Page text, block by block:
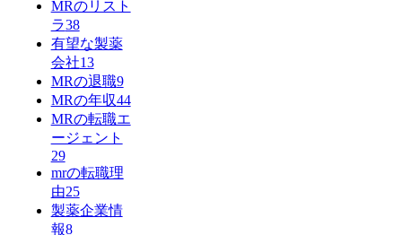
MRのリスト
ラ38
有望な製薬
会社13
MRの退職9
MRの年収44
MRの転職エ
ージェント
29
mrの転職理
由25
製薬企業情
報8